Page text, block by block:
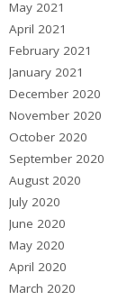
May 2021
April 2021
February 2021
January 2021
December 2020
November 2020
October 2020
September 2020
August 2020
July 2020
June 2020
May 2020
April 2020
March 2020